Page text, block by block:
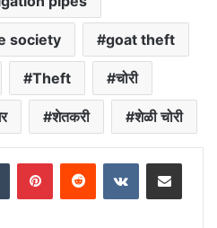
society goat theft
Theft चोरी
शेतकरी शेळी चोरी
Tumblr PinterestReddit VKontakteShare via Email